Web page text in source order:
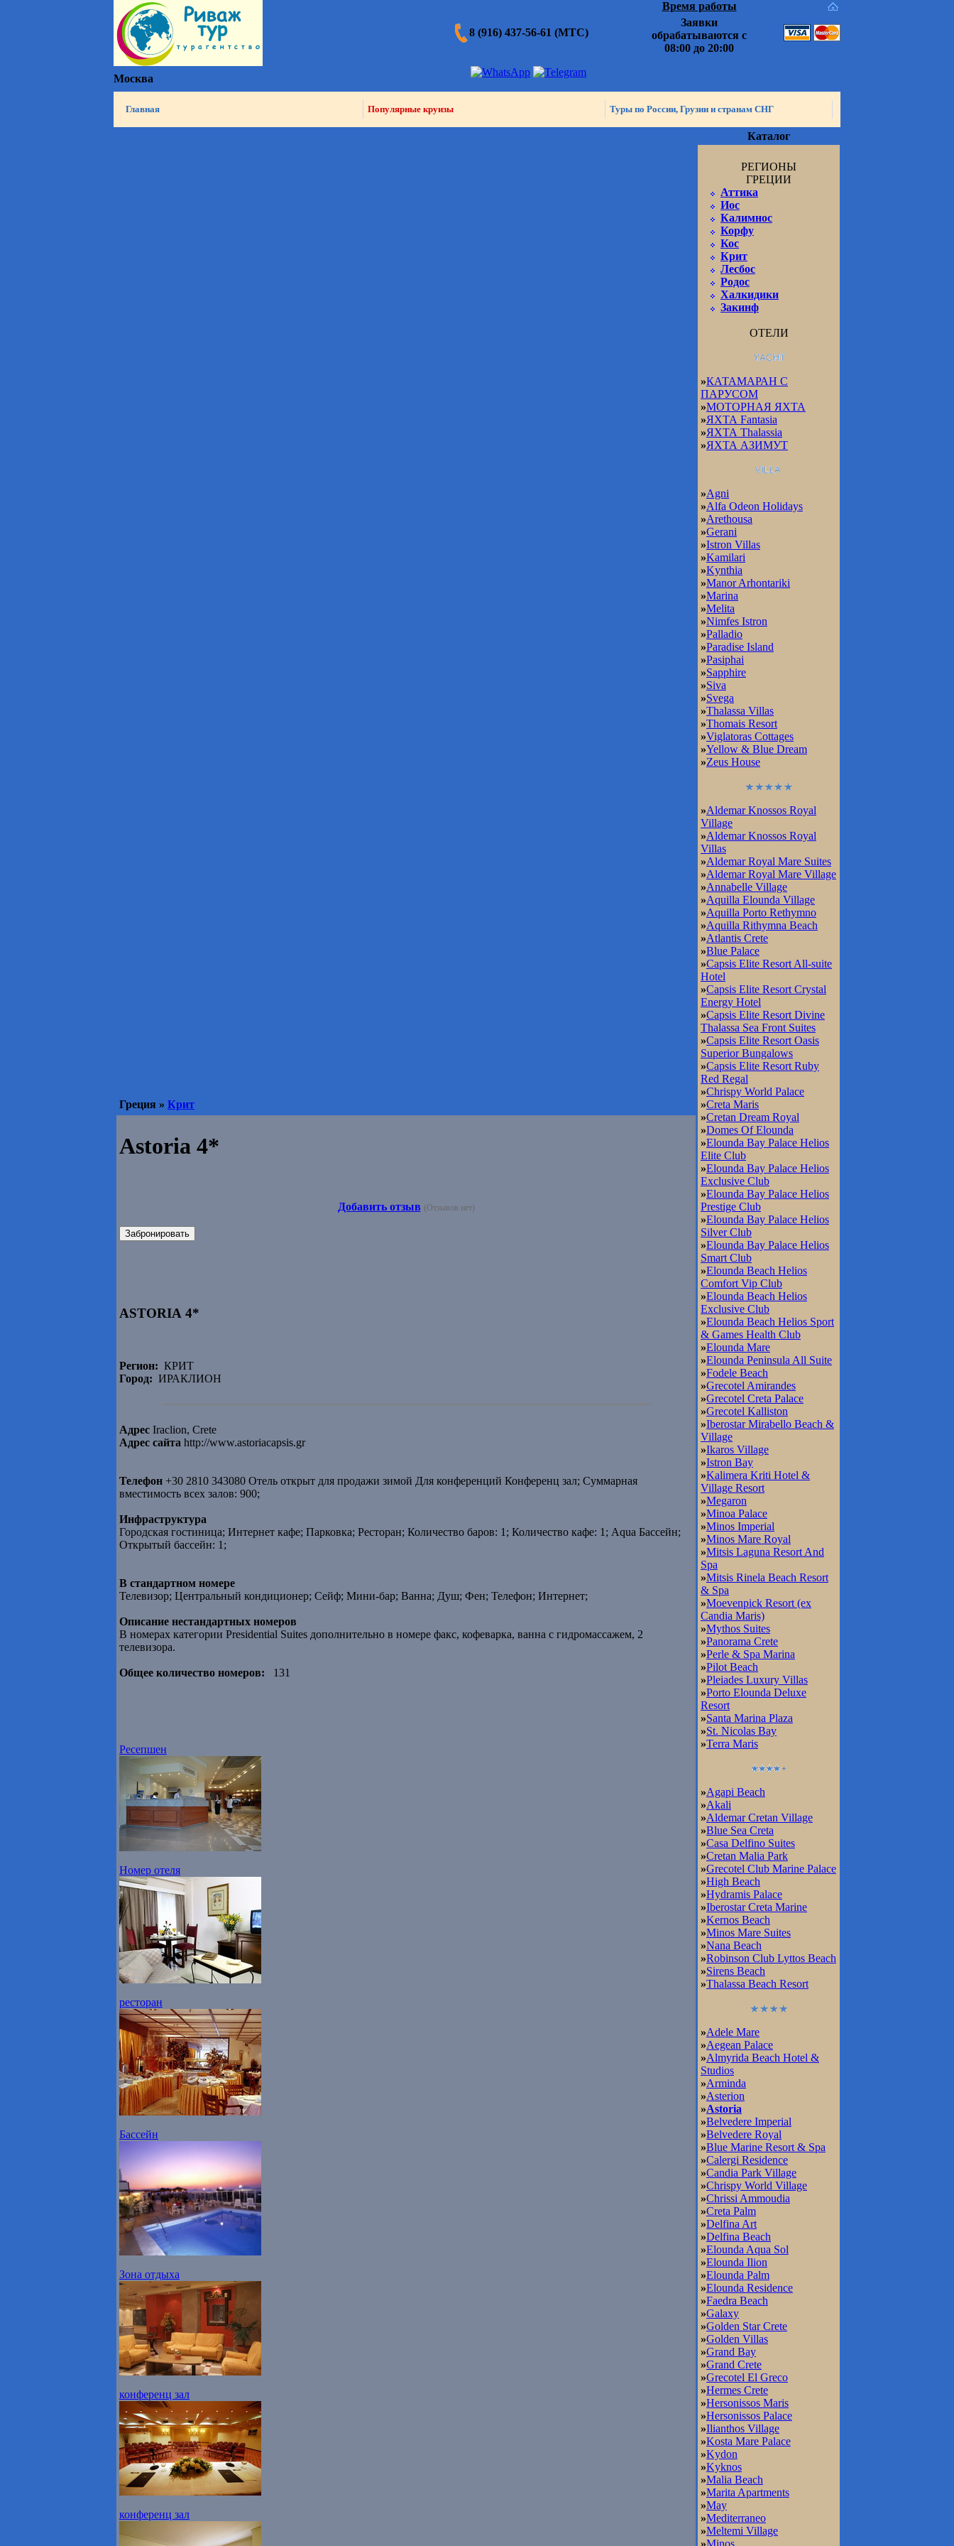
8 (916) 437-56-61 (МТС)
Время работы
Заявки
обрабатываются с
08:00 до 20:00
Москва
Главная Популярные круизы Туры по России, Грузии и странам СНГ
Греция » Крит
Astoria 4*
Добавить отзыв (Отзывов нет)
Забронировать
ASTORIA 4*
Регион: КРИТ
Город: ИРАКЛИОН
Адрес Iraclion, Crete
Адрес сайта http://www.astoriacapsis.gr
Телефон +30 2810 343080 Отель открыт для продажи зимой Для конференций Конференц зал; Суммарная
вместимость всех залов: 900;
Инфраструктура
Городская гостиница; Интернет кафе; Парковка; Ресторан; Количество баров: 1; Количество кафе: 1; Aqua Бассейн;
Открытый бассейн: 1;
В стандартном номере
Телевизор; Центральный кондиционер; Сейф; Мини-бар; Ванна; Душ; Фен; Телефон; Интернет;
Описание нестандартных номеров
В номерах категории Presidential Suites дополнительно в номере факс, кофеварка, ванна с гидромассажем, 2
телевизора.
Общее количество номеров: 131
Ресепшен
Номер отеля
ресторан
Бассейн
Зона отдыха
конференц зал
конференц зал
Каталог
РЕГИОНЫ
ГРЕЦИИ
Аттика
Иос
Калимнос
Корфу
Кос
Крит
Лесбос
Родос
Халкидики
Закинф
ОТЕЛИ
»КАТАМАРАН С
ПАРУСОМ
»МОТОРНАЯ ЯХТА
»ЯХТА Fantasia
»ЯХТА Thalassia
»ЯХТА АЗИМУТ
»Agni
»Alfa Odeon Holidays
»Arethousa
»Gerani
»Istron Villas
»Kamilari
»Kynthia
»Manor Arhontariki
»Marina
»Melita
»Nimfes Istron
»Palladio
»Paradise Island
»Pasiphai
»Sapphire
»Siva
»Svega
»Thalassa Villas
»Thomais Resort
»Viglatoras Cottages
»Yellow & Blue Dream
»Zeus House
»Aldemar Knossos Royal
Village
»Aldemar Knossos Royal
Villas
»Aldemar Royal Mare Suites
»Aldemar Royal Mare Village
»Annabelle Village
»Aquilla Elounda Village
»Aquilla Porto Rethymno
»Aquilla Rithymna Beach
»Atlantis Crete
»Blue Palace
»Capsis Elite Resort All-suite
Hotel
»Capsis Elite Resort Crystal
Energy Hotel
»Capsis Elite Resort Divine
Thalassa Sea Front Suites
»Capsis Elite Resort Oasis
Superior Bungalows
»Capsis Elite Resort Ruby
Red Regal
»Chrispy World Palace
»Creta Maris
»Cretan Dream Royal
»Domes Of Elounda
»Elounda Bay Palace Helios
Elite Club
»Elounda Bay Palace Helios
Exclusive Club
»Elounda Bay Palace Helios
Prestige Club
»Elounda Bay Palace Helios
Silver Club
»Elounda Bay Palace Helios
Smart Club
»Elounda Beach Helios
Comfort Vip Club
»Elounda Beach Helios
Exclusive Club
»Elounda Beach Helios Sport
& Games Health Club
»Elounda Mare
»Elounda Peninsula All Suite
»Fodele Beach
»Grecotel Amirandes
»Grecotel Creta Palace
»Grecotel Kalliston
»Iberostar Mirabello Beach &
Village
»Ikaros Village
»Istron Bay
»Kalimera Kriti Hotel &
Village Resort
»Megaron
»Minoa Palace
»Minos Imperial
»Minos Mare Royal
»Mitsis Laguna Resort And
Spa
»Mitsis Rinela Beach Resort
& Spa
»Moevenpick Resort (ex
Candia Maris)
»Mythos Suites
»Panorama Crete
»Perle & Spa Marina
»Pilot Beach
»Pleiades Luxury Villas
»Porto Elounda Deluxe
Resort
»Santa Marina Plaza
»St. Nicolas Bay
»Terra Maris
»Agapi Beach
»Akali
»Aldemar Cretan Village
»Blue Sea Creta
»Casa Delfino Suites
»Cretan Malia Park
»Grecotel Club Marine Palace
»High Beach
»Hydramis Palace
»Iberostar Creta Marine
»Kernos Beach
»Minos Mare Suites
»Nana Beach
»Robinson Club Lyttos Beach
»Sirens Beach
»Thalassa Beach Resort
»Adele Mare
»Aegean Palace
»Almyrida Beach Hotel &
Studios
»Arminda
»Asterion
»Astoria
»Belvedere Imperial
»Belvedere Royal
»Blue Marine Resort & Spa
»Calergi Residence
»Candia Park Village
»Chrispy World Village
»Chrissi Ammoudia
»Creta Palm
»Delfina Art
»Delfina Beach
»Elounda Aqua Sol
»Elounda Ilion
»Elounda Palm
»Elounda Residence
»Faedra Beach
»Galaxy
»Golden Star Crete
»Golden Villas
»Grand Bay
»Grand Crete
»Grecotel El Greco
»Hermes Crete
»Hersonissos Maris
»Hersonissos Palace
»Ilianthos Village
»Kosta Mare Palace
»Kydon
»Kyknos
»Malia Beach
»Marita Apartments
»May
»Mediterraneo
»Meltemi Village
»Minos